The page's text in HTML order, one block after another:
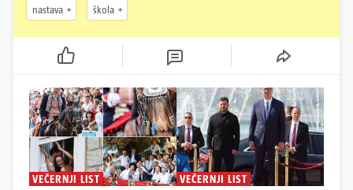
nastava škola